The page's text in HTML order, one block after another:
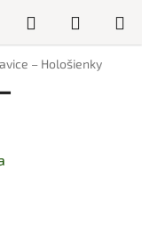
Hľadať
KOŠÍK
– Hološienky